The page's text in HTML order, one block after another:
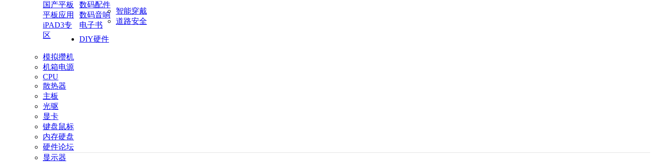
国产平板
数码配件
平板应用
数码音响
iPAD3专
区
电子书
智能穿戴
道路安全
DIY硬件
模拟攒机
机箱电源
CPU
散热器
主板
光驱
显卡
键盘鼠标
内存硬盘
硬件论坛
显示器